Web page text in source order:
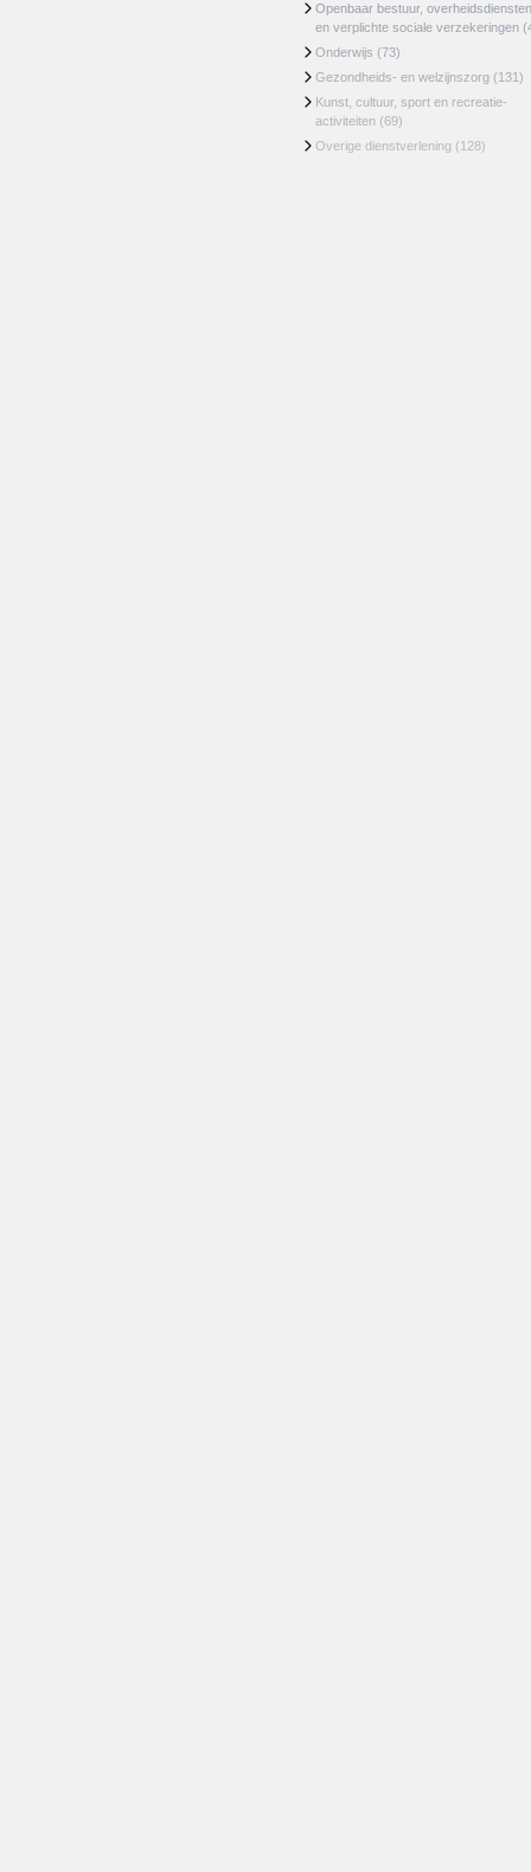
Openbaar bestuur, overheidsdiensten
en verplichte sociale verzekeringen
Onderwijs (73)
Gezondheids- en welzijnszorg (131)
Kunst, cultuur, sport en recreatie-
activiteiten (69)
Overige dienstverlening (128)